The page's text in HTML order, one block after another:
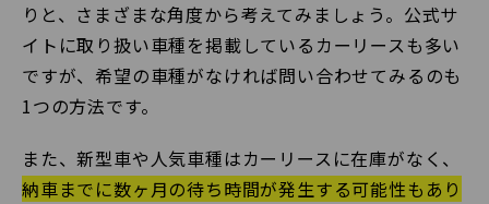
りと、さまざまな角度から考えてみましょう。公式サ
イトに取り扱い車種を掲載しているカーリースも多い
ですが、希望の車種がなければ問い合わせてみるのも
1つの方法です。
また、新型車や人気車種はカーリースに在庫がなく、
納車までに数ヶ月の待ち時間が発生する可能性もあり